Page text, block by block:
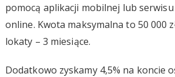
pomocą aplikacji mobilnej lub
online. Kwota maksymalna to 50 000
lokaty – 3 miesiące.
Dodatkowo zyskamy 4,5% na koncie